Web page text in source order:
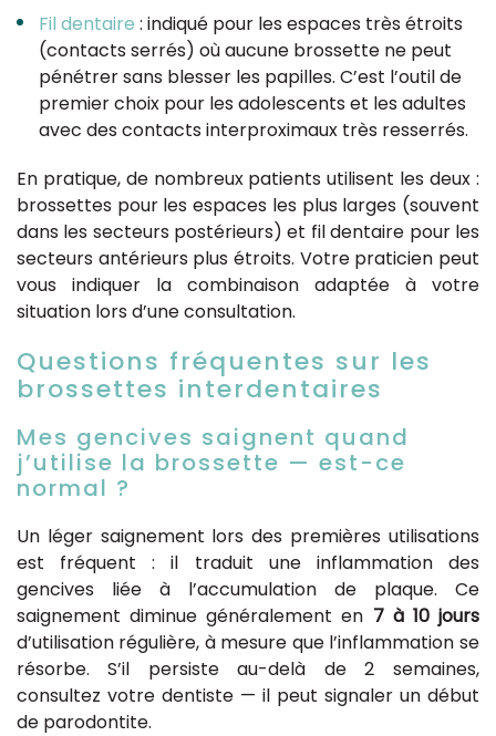
Fil dentaire : indiqué pour les espaces très étroits
(contacts serrés) où aucune brossette ne peut
pénétrer sans blesser les papilles. C’est l’outil de
premier choix pour les adolescents et les adultes
avec des contacts interproximaux très resserrés.
En pratique, de nombreux patients utilisent les deux :
brossettes pour les espaces les plus larges (souvent
dans les secteurs postérieurs) et fil dentaire pour les
secteurs antérieurs plus étroits. Votre praticien peut
vous indiquer la combinaison adaptée à votre
situation lors d’une consultation.
Questions fréquentes sur les
brossettes interdentaires
Mes gencives saignent quand
j’utilise la brossette — est-ce
normal ?
Un léger saignement lors des premières utilisations
est fréquent : il traduit une inflammation des
gencives liée à l’accumulation de plaque. Ce
saignement diminue généralement en 7 à 10 jours
d’utilisation régulière, à mesure que l’inflammation se
résorbe. S’il persiste au-delà de 2 semaines,
consultez votre dentiste — il peut signaler un début
de parodontite.